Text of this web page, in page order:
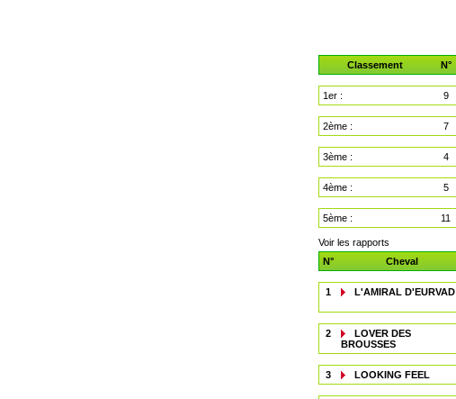
Classement N°
1er : 9
2ème : 7
3ème : 4
4ème : 5
5ème : 11
Voir les rapports
N°
Cheval
1 L'AMIRAL D'EURVAD
2
LOVER DES
BROUSSES
3 LOOKING FEEL